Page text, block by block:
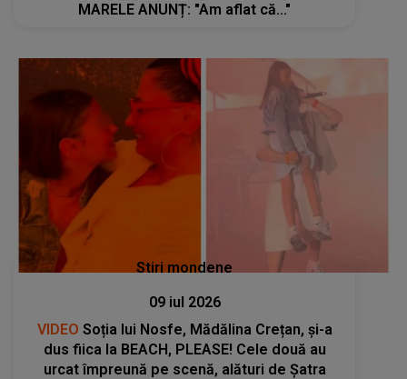
MARELE ANUNȚ: "Am aflat că..."
Stiri mondene
09 iul 2026
VIDEO Soția lui Nosfe, Mădălina Crețan, și-a
dus fiica la BEACH, PLEASE! Cele două au
urcat împreună pe scenă, alături de Șatra